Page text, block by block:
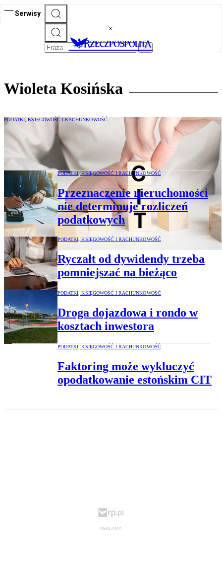
Serwisy
Wioleta Kosińska
PODATKI, KSIĘGOWOŚĆ I RACHUNKOWOŚĆ
W przypadku kapitalizacji odsetek należy
rozliczyć podatek u źródła
PODATKI, KSIĘGOWOŚĆ I RACHUNKOWOŚĆ
Przeznaczenie nieruchomości
nie determinuje rozliczeń
podatkowych
PODATKI, KSIĘGOWOŚĆ I RACHUNKOWOŚĆ
Ryczałt od dywidendy trzeba
pomniejszać na bieżąco
PODATKI, KSIĘGOWOŚĆ I RACHUNKOWOŚĆ
Droga dojazdowa i rondo w
kosztach inwestora
PODATKI, KSIĘGOWOŚĆ I RACHUNKOWOŚĆ
Faktoring może wykluczyć
opodatkowanie estońskim CIT